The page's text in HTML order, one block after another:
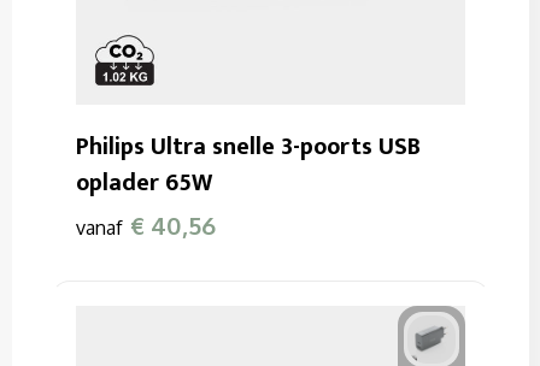
Philips Ultra snelle 3-poorts USB
oplader 65W
vanaf € 40,56